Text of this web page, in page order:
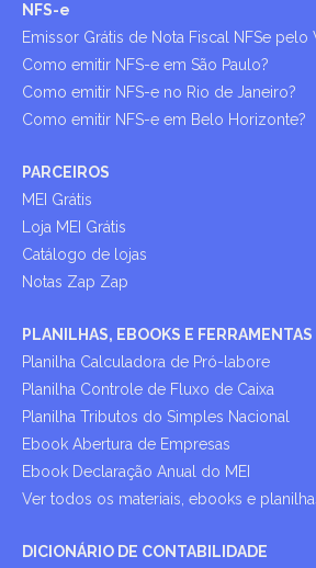
NFS-e
Emissor Grátis de Nota Fiscal NFSe pelo
Como emitir NFS-e em São Paulo?
Como emitir NFS-e no Rio de Janeiro?
Como emitir NFS-e em Belo Horizonte?
PARCEIROS
MEI Grátis
Loja MEI Grátis
Catálogo de lojas
Notas Zap Zap
PLANILHAS, EBOOKS E FERRAMENTAS
Planilha Calculadora de Pró-labore
Planilha Controle de Fluxo de Caixa
Planilha Tributos do Simples Nacional
Ebook Abertura de Empresas
Ebook Declaração Anual do MEI
Ver todos os materiais, ebooks e
DICIONÁRIO DE CONTABILIDADE